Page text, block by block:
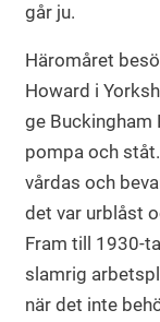
går ju.
Häromåret
Howard i
ge Buckingham
pompa och
vårdas och
det var urblåst
Fram till 1930-
slamrig
när det inte